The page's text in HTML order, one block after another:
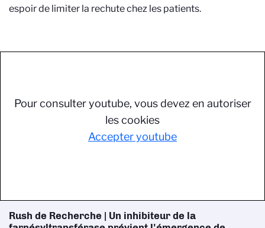
espoir de limiter la rechute chez les patients.
Pour consulter youtube, vous devez en autoriser
les cookies
Accepter youtube
Rush de Recherche | Un inhibiteur de la